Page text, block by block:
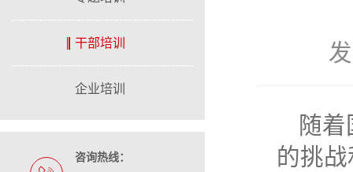
干部培训
企业培训
咨询热线：
随
的挑